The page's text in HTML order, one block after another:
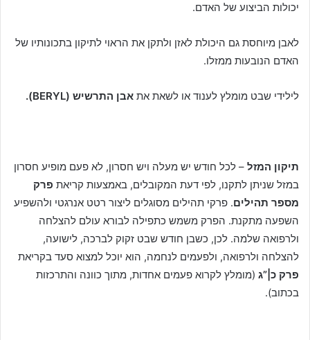
יכולות הביצוע של האדם.
לאבן מיוחסת גם היכולת לאזן ולתקן את הראוי לתיקון בתכונותיו של
האדם הנובעות ממזלו.
לילידי שבט מומלץ לענוד או לשאת את אבן התרשיש (BERYL
).
תיקון המזל – לכל חודש יש מעלה ויש חסרון, לא פעם מופיע חסרון
במזל שניתן לתקנו, לפי דעת המקובלים, באמצעות קריאת פרק
מספר תהילים. פרקי תהילים מסוגלים ליצור רטט אנרגטי ולהשפיע
השפעה מתקנת. הפרק משמש כתפילה לבורא עולם להצלחה
ולרפואה שלמה. לכן, כשבן חודש שבט זקוק לברכה, לישועה,
להצלחה ולרפואה, ולפעמים לנחמה, הוא יוכל למצוא סעד בקריאת
פרק כ|”ג (מומלץ לקרוא פעמים אחדות, מתוך כוונה והתרכזות
בכתוב).